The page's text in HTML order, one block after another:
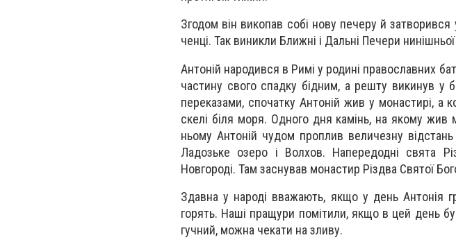
Згодом він викопав собі нову печеру й
ченці. Так виникли Ближні і Дальні Печери
Антоній народився в Римі у родині православних
частину свого спадку бідним, а решту викинув у
переказами, спочатку Антоній жив у монастирі, а
скелі біля моря. Одного дня камінь, на якому жив
ньому Антоній чудом проплив величезну
Ладозьке озеро і Волхов. Напередодні свята
Новгороді. Там заснував монастир Різдва Святої
Здавна у народі вважають, якщо у день Антонія
горять. Наші пращури помітили, якщо в цей день
гучний, можна чекати на зливу.